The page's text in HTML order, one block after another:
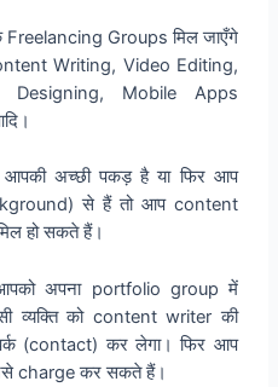
Groups मिल जाएँगे
Writing, Video Editing,
Designing, Mobile Apps
अच्छी पकड़ है या फिर आप
से हैं तो आप content
हो सकते हैं।
अपना portfolio group में
व्यक्ति को content writer की
(contact) कर लेगा। फिर आप
charge कर सकते हैं।